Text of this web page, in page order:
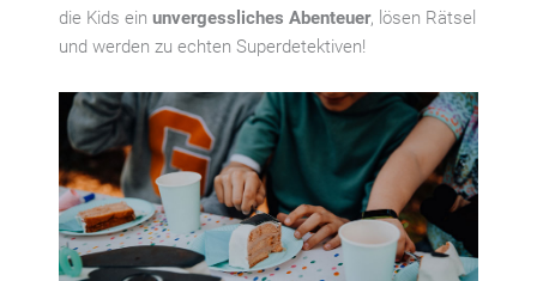
die Kids ein unvergessliches Abenteuer, lösen Rätsel
und werden zu echten Superdetektiven!